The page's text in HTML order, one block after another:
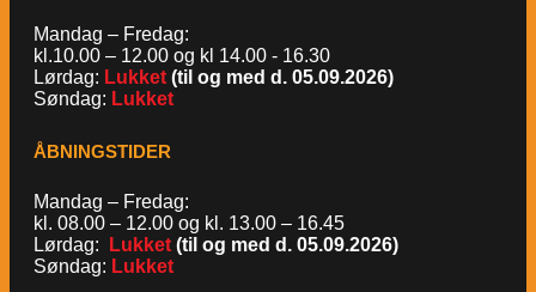
Mandag – Fredag:
kl.10.00 – 12.00 og kl 14.00 - 16.30
Lørdag: Lukket (til og med d. 05.09.2026)
Søndag: Lukket
ÅBNINGSTIDER
Mandag – Fredag:
kl. 08.00 – 12.00 og kl. 13.00 – 16.45
Lørdag:
Lukket (til og med d. 05.09.2026)
Søndag: Lukket